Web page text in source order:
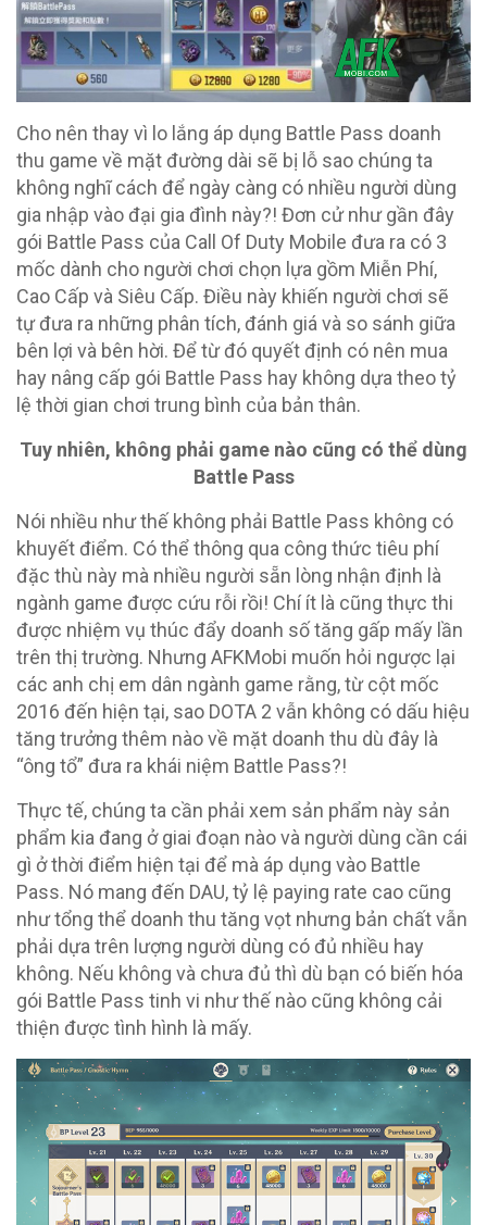
Cho nên thay vì lo lắng áp dụng Battle Pass doanh
thu game về mặt đường dài sẽ bị lỗ sao chúng ta
không nghĩ cách để ngày càng có nhiều người dùng
gia nhập vào đại gia đình này?! Đơn cử như gần đây
gói Battle Pass của Call Of Duty Mobile đưa ra có 3
mốc dành cho người chơi chọn lựa gồm Miễn Phí,
Cao Cấp và Siêu Cấp. Điều này khiến người chơi sẽ
tự đưa ra những phân tích, đánh giá và so sánh giữa
bên lợi và bên hời. Để từ đó quyết định có nên mua
hay nâng cấp gói Battle Pass hay không dựa theo tỷ
lệ thời gian chơi trung bình của bản thân.
Tuy nhiên, không phải game nào cũng có thể dùng
Battle Pass
Nói nhiều như thế không phải Battle Pass không có
khuyết điểm. Có thể thông qua công thức tiêu phí
đặc thù này mà nhiều người sẵn lòng nhận định là
ngành game được cứu rỗi rồi! Chí ít là cũng thực thi
được nhiệm vụ thúc đẩy doanh số tăng gấp mấy lần
trên thị trường. Nhưng AFKMobi muốn hỏi ngược lại
các anh chị em dân ngành game rằng, từ cột mốc
2016 đến hiện tại, sao DOTA 2 vẫn không có dấu hiệu
tăng trưởng thêm nào về mặt doanh thu dù đây là
“ông tổ” đưa ra khái niệm Battle Pass?!
Thực tế, chúng ta cần phải xem sản phẩm này sản
phẩm kia đang ở giai đoạn nào và người dùng cần cái
gì ở thời điểm hiện tại để mà áp dụng vào Battle
Pass. Nó mang đến DAU, tỷ lệ paying rate cao cũng
như tổng thể doanh thu tăng vọt nhưng bản chất vẫn
phải dựa trên lượng người dùng có đủ nhiều hay
không. Nếu không và chưa đủ thì dù bạn có biến hóa
gói Battle Pass tinh vi như thế nào cũng không cải
thiện được tình hình là mấy.